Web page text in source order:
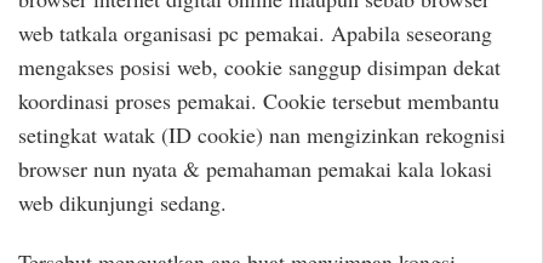
web tatkala organisasi pc pemakai. Apabila seseorang
mengakses posisi web, cookie sanggup disimpan dekat
koordinasi proses pemakai. Cookie tersebut membantu
setingkat watak (ID cookie) nan mengizinkan rekognisi
browser nun nyata & pemahaman pemakai kala lokasi
web dikunjungi sedang.